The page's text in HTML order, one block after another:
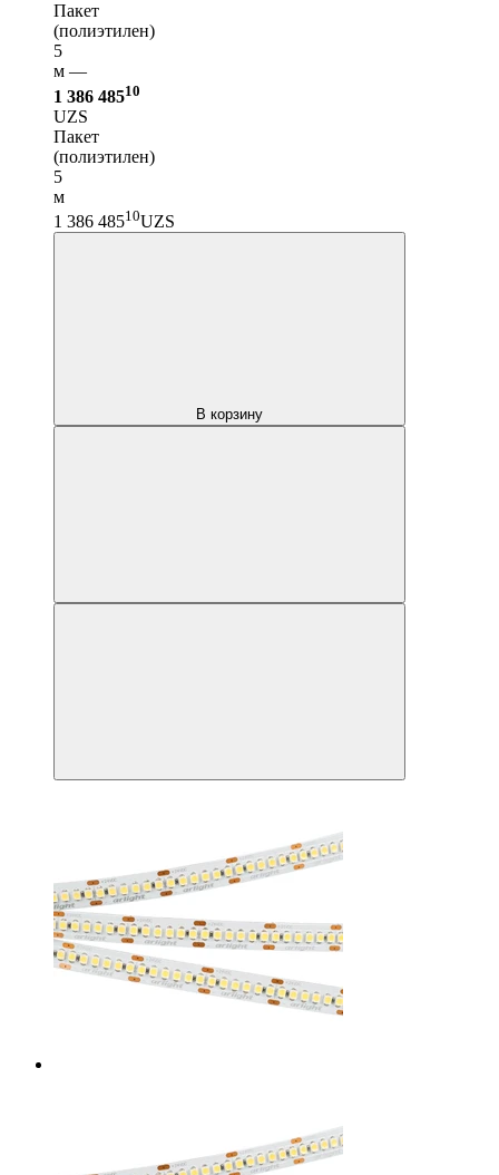
Пакет
(полиэтилен)
5
м —
1 386 48510
UZS
Пакет
(полиэтилен)
5
м
1 386 48510UZS
В корзину